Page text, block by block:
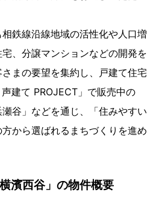
鉄線沿線地域の活性化や人口増
、分譲マンションなどの開発を
まの要望を集約し、戸建て住宅
建て PROJECT」で販売中の
瀬谷」などを通じ、「住みやすい
から選ばれるまちづくりを進め
濱西谷」の物件概要